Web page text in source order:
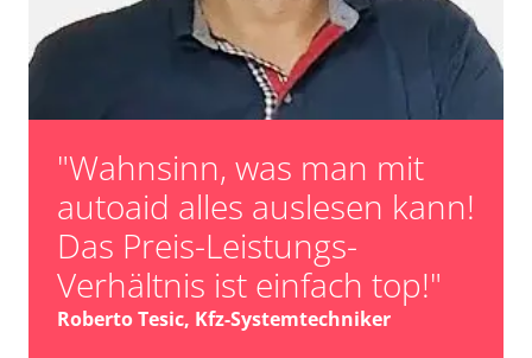
"Wahnsinn, was man mit
autoaid alles auslesen kann!
Das Preis-Leistungs-
Verhältnis ist einfach top!"
Roberto Tesic, Kfz-Systemtechniker